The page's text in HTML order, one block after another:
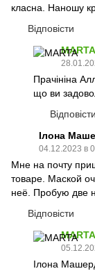
класна. Наношу
Відповісти
MARTA
Прачініна
що ви
Відповісти
Ілона
04.12.2023 в
Мне на почту
товаре. Маской
неё. Пробую две
Відповісти
MARTA
Ілона